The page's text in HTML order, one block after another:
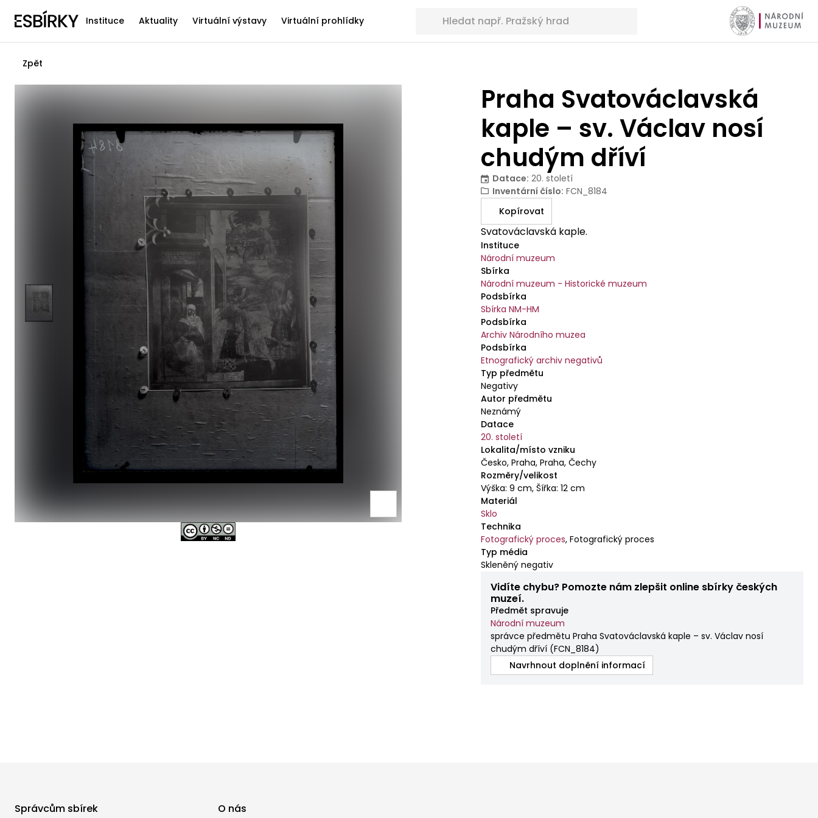
Instituce Aktuality Virtuální výstavy Virtuální prohlídky
Zpět
Praha Svatováclavská
kaple – sv. Václav nosí
chudým dříví
Datace: 20. století
Inventární číslo: FCN_8184
Kopírovat
Svatováclavská kaple.
Instituce
Národní muzeum
Sbírka
Národní muzeum - Historické muzeum
Podsbírka
Sbírka NM-HM
Podsbírka
Archiv Národního muzea
Podsbírka
Etnografický archiv negativů
Typ předmětu
Negativy
Autor předmětu
Neznámý
Datace
20. století
Lokalita/místo vzniku
Česko, Praha, Praha, Čechy
Rozměry/velikost
Výška: 9 cm, Šířka: 12 cm
Materiál
Sklo
Technika
Fotografický proces,Fotografický proces
Typ média
Skleněný negativ
Vidíte chybu? Pomozte nám zlepšit online sbírky českých
muzeí.
Předmět spravuje
Národní muzeum
správce předmětu Praha Svatováclavská kaple – sv. Václav nosí
chudým dříví (FCN_8184)
Navrhnout doplnění informací
Správcům sbírek
O nás